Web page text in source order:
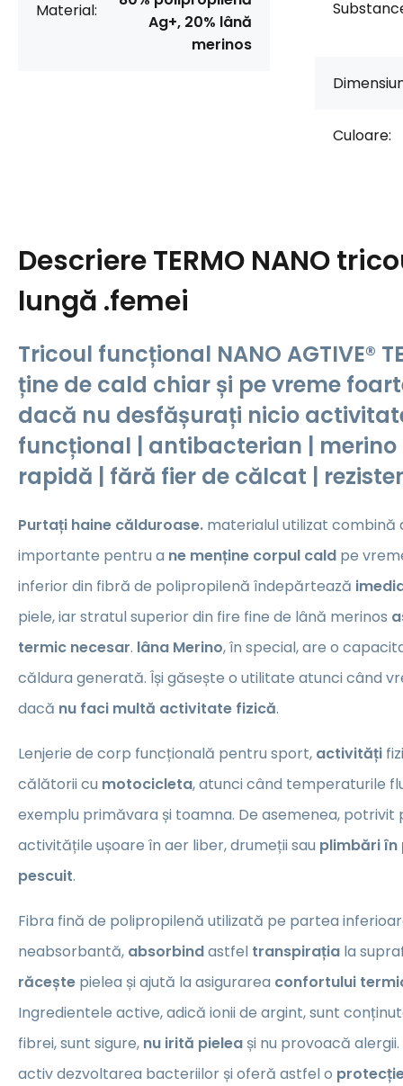
Material:
Ag+, 20% lână
merinos
Culoare:
DescriereTERMO NANO
lungă .femei
Tricoul funcțional NANO AGTIVE®
ține de cald chiar și pe vreme
dacă nu desfășurați nicio
funcțional | antibacterian | merino
rapidă | fără fier de călcat |
Purtați haine călduroase. materialul utilizat
importante pentru a ne menține corpul cald pe
inferior din fibră de polipropilenă îndepărtează
piele, iar stratul superior din fire fine de lână merinos
termic necesar. lâna Merino, în special, are o
căldura generată. Își găsește o utilitate atunci când
dacă nu faci multă activitate fizică.
Lenjerie de corp funcțională pentru sport, activități
călătorii cu motocicleta, atunci când temperaturile
exemplu primăvara și toamna. De asemenea,
activitățile ușoare în aer liber, drumeții sau plimbări în
pescuit.
Fibra fină de polipropilenă utilizată pe partea
neabsorbantă, absorbindastfel transpirația la
răcește pielea și ajută la asigurarea confortului
Ingredientele active, adică ionii de argint, sunt
fibrei, sunt sigure, nu irită pielea și nu provoacă
activ dezvoltarea bacteriilor și oferă astfel o